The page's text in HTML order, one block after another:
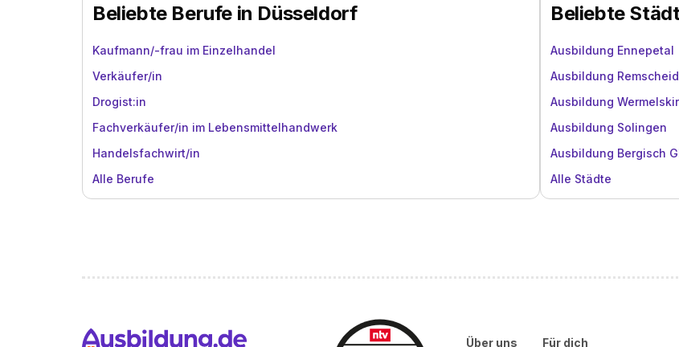
Beliebte Berufe in Düsseldorf
Kaufmann/-frau im Einzelhandel
Verkäufer/in
Drogist:in
Fachverkäufer/in im Lebensmittelhandwerk
Handelsfachwirt/in
Alle Berufe
Beliebte
Ausbildung Ennepetal
Ausbildung Remscheid
Ausbildung
Ausbildung Solingen
Ausbildung Bergisch
Alle Städte
Über uns Für dich